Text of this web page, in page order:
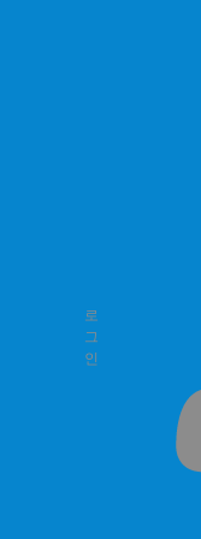
로
그
인